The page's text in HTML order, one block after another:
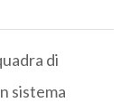
di
sistema